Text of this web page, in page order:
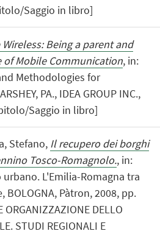
Saggio in libro]
Being a parent and
of Mobile Communication, in:
Methodologies for
PA., IDEA GROUP INC.,
Saggio in libro]
Stefano, Il recupero dei borghi
Tosco-Romagnolo., in:
L'Emilia-Romagna tra
Pàtron, 2008, pp.
ORGANIZZAZIONE DELLO
STUDI REGIONALI E